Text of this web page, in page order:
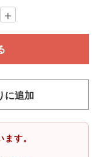
＋
に追加
す。